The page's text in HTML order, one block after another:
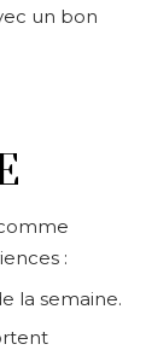
un bon
:
la semaine.